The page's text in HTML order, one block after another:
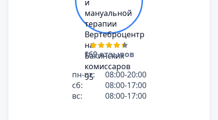
169 отзывов
пн-пт:
08:00-20:00
сб:
08:00-17:00
вс:
08:00-17:00